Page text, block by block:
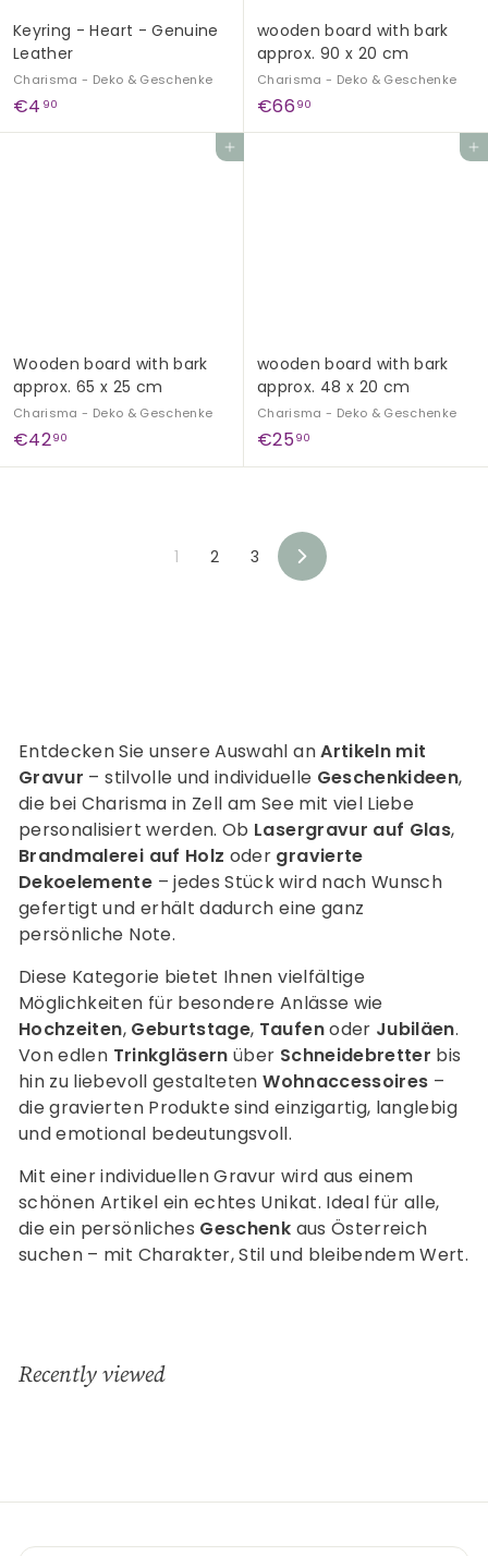
Keyring - Heart - Genuine
Leather
Charisma - Deko & Geschenke
€4 90
4
wooden board with bark
approx. 90 x 20 cm
Charisma - Deko & Geschenke
€66 90
6
Add to cart
Wooden board with bark
approx. 65 x 25 cm
Charisma - Deko & Geschenke
€4290
4
Add to cart
wooden board with bark
approx. 48 x 20 cm
Charisma - Deko & Geschenke
€2590
2
9
0
1 2 3
N
e
Entdecken Sie unsere Auswahl anArtikeln mit
Gravur – stilvolle und individuelle Geschenkideen,
die bei Charisma in Zell am See mit viel Liebe
personalisiert werden. Ob Lasergravur auf Glas,
Brandmalerei auf Holz oder gravierte
Dekoelemente – jedes Stück wird nach Wunsch
gefertigt und erhält dadurch eine ganz
persönliche Note.
Diese Kategorie bietet Ihnen vielfältige
Möglichkeiten für besondere Anlässe wie
Hochzeiten, Geburtstage, Taufenoder Jubiläen.
Von edlen Trinkgläsernüber Schneidebretter bis
hin zu liebevoll gestaltetenWohnaccessoires –
die gravierten Produkte sind einzigartig, langlebig
und emotional bedeutungsvoll.
Mit einer individuellen Gravur wird aus einem
schönen Artikel ein echtes Unikat. Ideal für alle,
die ein persönliches Geschenk aus Österreich
suchen – mit Charakter, Stil und bleibendem Wert.
Recently viewed